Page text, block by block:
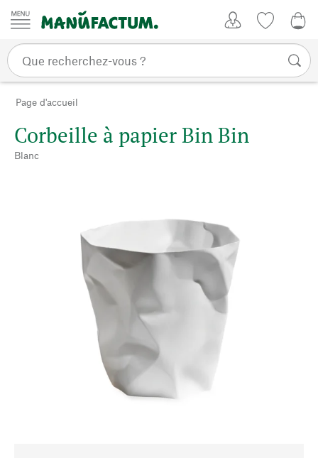
Passer au contenu
Page d'accueil
Corbeille à papier Bin Bin
Blanc